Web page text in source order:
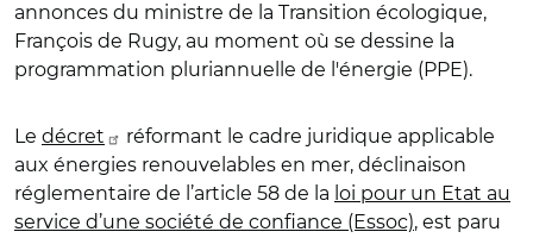
annonces du ministre de la Transition écologique,
François de Rugy, au moment où se dessine la
programmation pluriannuelle de l'énergie (PPE).
Le décret
réformant le cadre juridique applicable
aux énergies renouvelables en mer, déclinaison
réglementaire de l’article 58 de la loi pour un Etat au
service d’une société de confiance (Essoc), est paru